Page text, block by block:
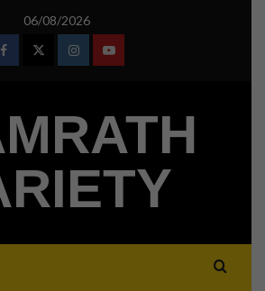
06/08/2026
FacebookTwitterInstagramYoutube